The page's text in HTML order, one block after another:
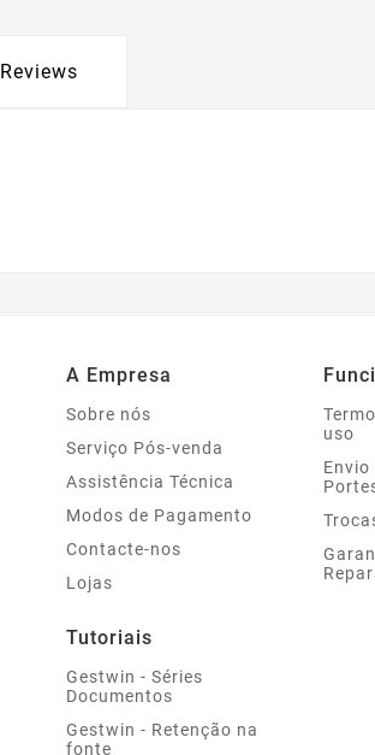
Reviews
A Empresa
Sobre nós
Serviço Pós-venda
Assistência Técnica
Modos de Pagamento
Contacte-nos
Lojas
Tutoriais
Gestwin - Séries
Documentos
Gestwin - Retenção na
fonte
uso
Envio